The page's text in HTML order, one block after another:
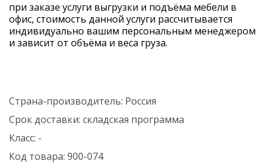
при заказе услуги выгрузки и подъёма мебели в
офис, стоимость данной услуги рассчитывается
индивидуально вашим персональным менеджером
и зависит от объёма и веса груза.
Страна-производитель: Россия
Срок доставки: складская программа
Класс: -
Код товара: 900-074